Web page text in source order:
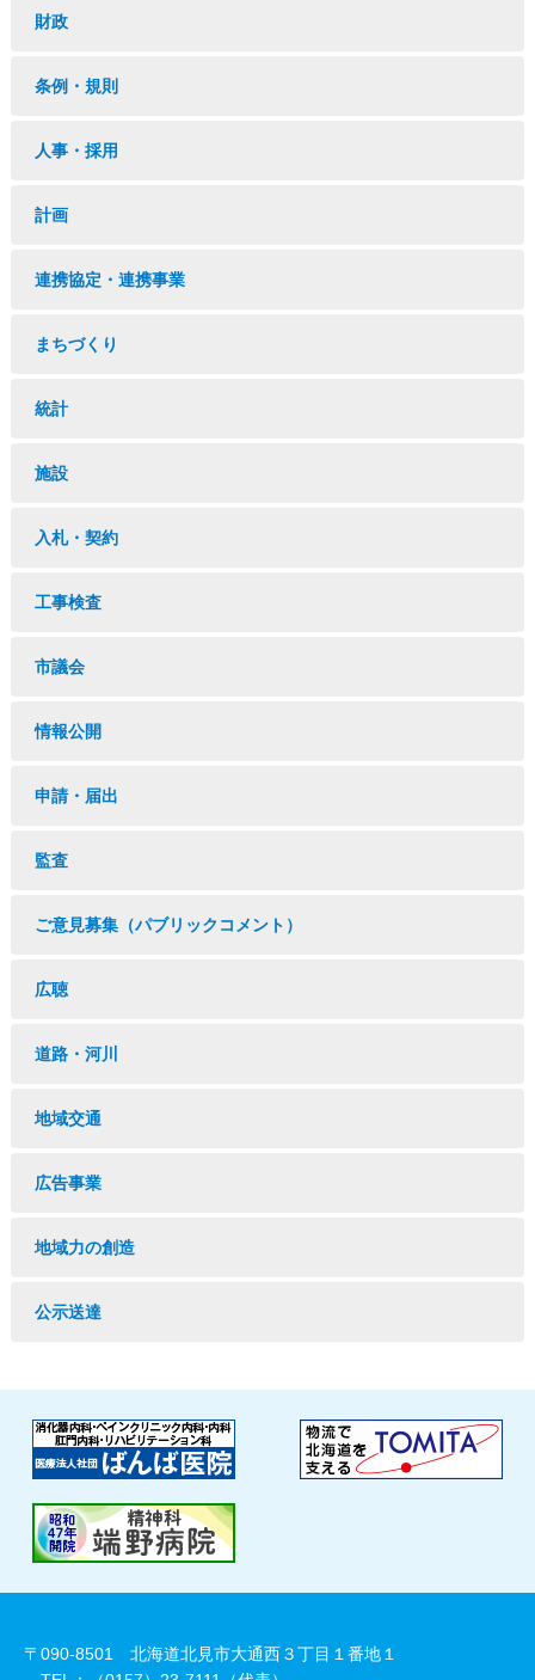
財政
条例・規則
人事・採用
計画
連携協定・連携事業
まちづくり
統計
施設
入札・契約
工事検査
市議会
情報公開
申請・届出
監査
ご意見募集（パブリックコメント）
広聴
道路・河川
地域交通
広告事業
地域力の創造
公示送達
〒090-8501 北海道北見市大通西３丁目１番地１